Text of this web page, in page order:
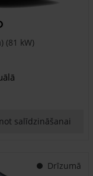
(81 kW)
salīdzināšanai
Drīzumā